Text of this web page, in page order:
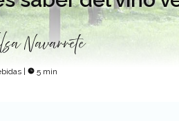
Navarrete
5 min